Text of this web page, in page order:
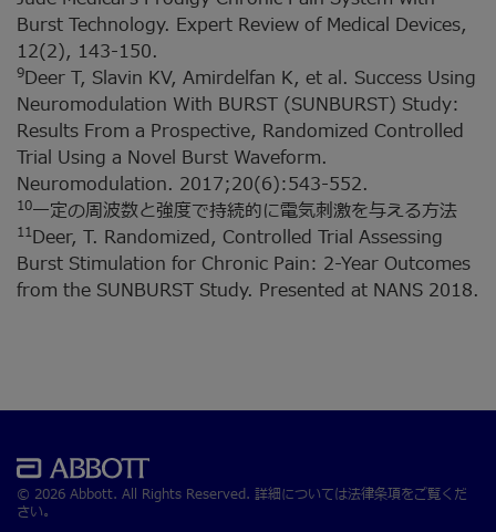
Burst Technology. Expert Review of Medical Devices,
12(2), 143-150.
9Deer T, Slavin KV, Amirdelfan K, et al. Success Using
Neuromodulation With BURST (SUNBURST) Study:
Results From a Prospective, Randomized Controlled
Trial Using a Novel Burst Waveform.
Neuromodulation. 2017;20(6):543-552.
10一定の周波数と強度で持続的に電気刺激を与える方法
11Deer, T. Randomized, Controlled Trial Assessing
Burst Stimulation for Chronic Pain: 2-Year Outcomes
from the SUNBURST Study. Presented at NANS 2018.
© 2026 Abbott. All Rights Reserved. 詳細については法律条項をご覧くだ
さい。